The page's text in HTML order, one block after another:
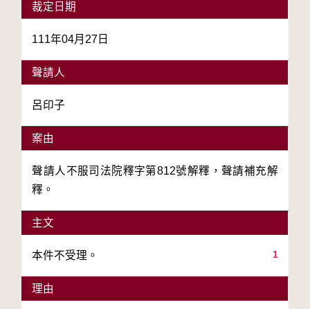
裁定日期
111年04月27日
聲請人
呂印子
案由
聲請人不服司法院釋字第812號解釋，聲請補充解
釋。
主文
1
本件不受理。
理由